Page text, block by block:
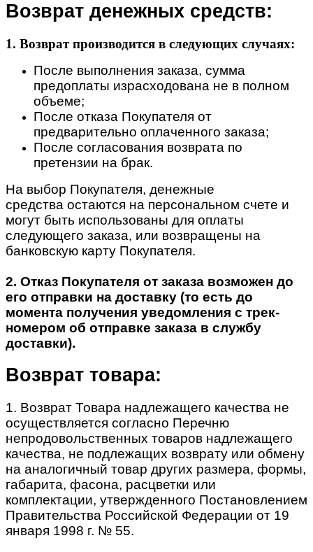
Возврат денежных средств:
1. Возврат производится в следующих случаях:
После выполнения заказа, сумма
предоплаты израсходована не в полном
объеме;
После отказа Покупателя от
предварительно оплаченного заказа;
После согласования возврата по
претензии на брак.
На выбор Покупателя, денежные
средства остаются на персональном счете и
могут быть использованы для оплаты
следующего заказа, или возвращены на
банковскую карту Покупателя.
2. Отказ Покупателя от заказа возможен до
его отправки на доставку (то есть до
момента получения уведомления с трек-
номером об отправке заказа в службу
доставки).
Возврат товара:
1. Возврат Товара надлежащего качества не
осуществляется согласно Перечню
непродовольственных товаров надлежащего
качества, не подлежащих возврату или обмену
на аналогичный товар других размера, формы,
габарита, фасона, расцветки или
комплектации, утвержденного Постановлением
Правительства Российской Федерации от 19
января 1998 г. № 55.